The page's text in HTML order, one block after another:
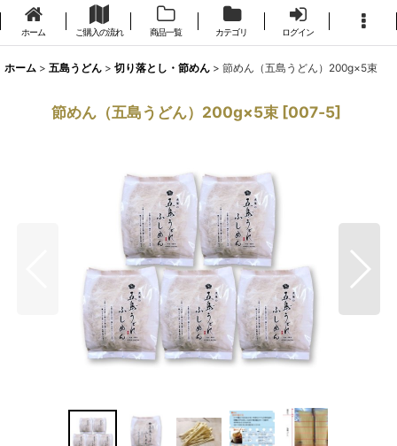
ホーム ご購入の流れ 商品一覧 カテゴリ ログイン
ホーム > 五島うどん > 切り落とし・節めん > 節めん（五島うどん）200g×5束
節めん（五島うどん）200g×5束 [007‐5]